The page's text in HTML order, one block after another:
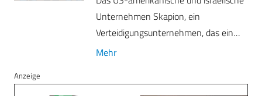
Unternehmen Skapion, ein
Verteidigungsunternehmen, das ein…
Mehr
Anzeige